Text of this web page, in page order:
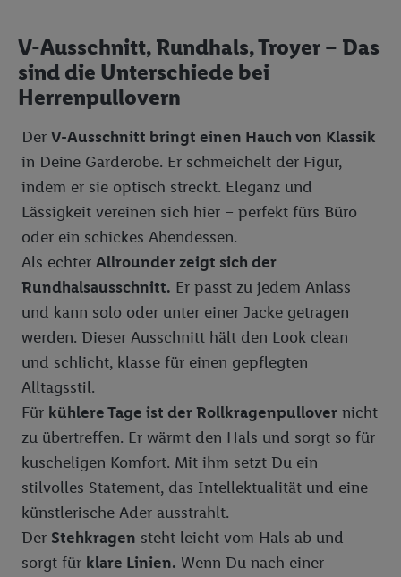
V-Ausschnitt, Rundhals, Troyer – Das
sind die Unterschiede bei
Herrenpullovern
Der V-Ausschnitt bringt einen Hauch von Klassik
in Deine Garderobe. Er schmeichelt der Figur,
indem er sie optisch streckt. Eleganz und
Lässigkeit vereinen sich hier – perfekt fürs Büro
oder ein schickes Abendessen.
Als echter Allrounder zeigt sich der
Rundhalsausschnitt. Er passt zu jedem Anlass
und kann solo oder unter einer Jacke getragen
werden. Dieser Ausschnitt hält den Look clean
und schlicht, klasse für einen gepflegten
Alltagsstil.
Für kühlere Tage ist der Rollkragenpullover nicht
zu übertreffen. Er wärmt den Hals und sorgt so für
kuscheligen Komfort. Mit ihm setzt Du ein
stilvolles Statement, das Intellektualität und eine
künstlerische Ader ausstrahlt.
Der Stehkragen steht leicht vom Hals ab und
sorgt für klare Linien. Wenn Du nach einer